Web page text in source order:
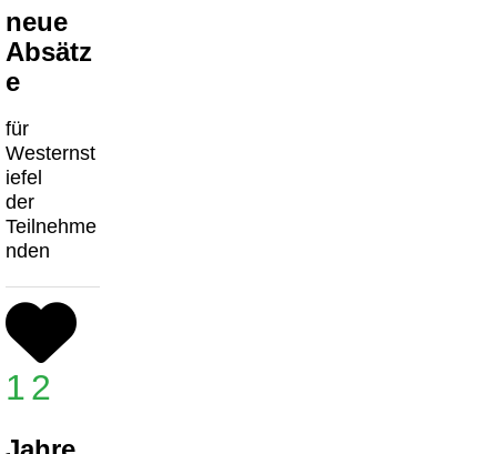
neue
Absätz
e
für
Westernst
iefel
der
Teilnehme
nden
12